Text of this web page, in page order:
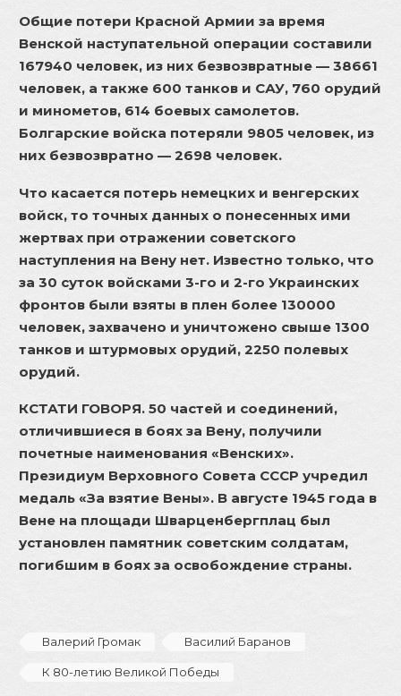
Общие потери Красной Армии за время
Венской наступательной операции составили
167940 человек, из них безвозвратные — 38661
человек, а также 600 танков и САУ, 760 орудий
и минометов, 614 боевых самолетов.
Болгарские войска потеряли 9805 человек, из
них безвозвратно — 2698 человек.
Что касается потерь немецких и венгерских
войск, то точных данных о понесенных ими
жертвах при отражении советского
наступления на Вену нет. Известно только, что
за 30 суток войсками 3-го и 2-го Украинских
фронтов были взяты в плен более 130000
человек, захвачено и уничтожено свыше 1300
танков и штурмовых орудий, 2250 полевых
орудий.
КСТАТИ ГОВОРЯ. 50 частей и соединений,
отличившиеся в боях за Вену, получили
почетные наименования «Венских».
Президиум Верховного Совета СССР учредил
медаль «За взятие Вены». В августе 1945 года в
Вене на площади Шварценбергплац был
установлен памятник советским солдатам,
погибшим в боях за освобождение страны.
Валерий Громак Василий Баранов
К 80-летию Великой Победы